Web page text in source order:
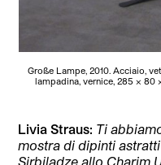
Große Lampe, 2010. Acciaio,
lampadina, vernice, 285 x 80
Livia Straus: Ti
mostra di dipinti
Sirbiladze allo Charim